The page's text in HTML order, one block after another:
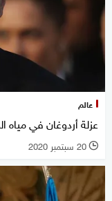
عالم
عزلة أردوغان في
l 20 سبتمبر 2020